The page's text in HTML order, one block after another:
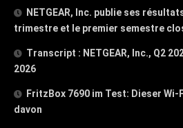
NETGEAR, Inc. publie ses
trimestre et le premier semestre
Transcript : NETGEAR, Inc., Q2
2026
FritzBox 7690 im Test: Dieser
davon